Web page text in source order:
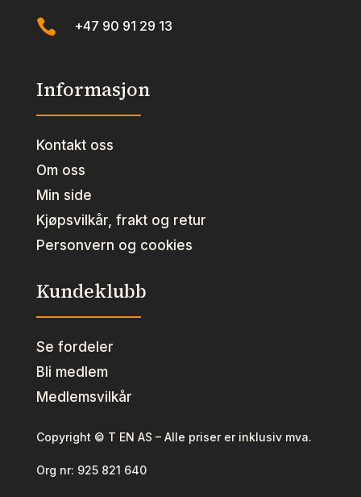
 +47 90 91 29 13
Informasjon
Kontakt oss
Om oss
Min side
Kjøpsvilkår, frakt og retur
Personvern og cookies
Kundeklubb
Se fordeler
Bli medlem
Medlemsvilkår
Copyright © T EN AS – Alle priser er inklusiv mva.
Org nr: 925 821 640